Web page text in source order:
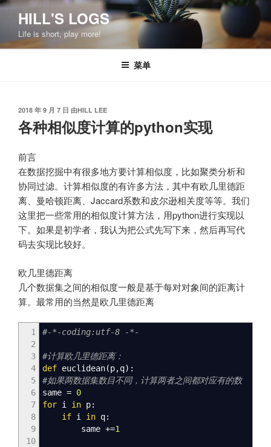
跳
容
HILL'S LOGS
Life is short, play more!
菜单
发
布
于
2018 年 9 月 7 日 由HILL LEE
各种相似度计算的python实现
前言
在数据挖掘中有很多地方要计算相似度，比如聚类分析和
协同过滤。计算相似度的有许多方法，其中有欧几里德距
离、曼哈顿距离、Jaccard系数和皮尔逊相关度等等。我们
这里把一些常用的相似度计算方法，用python进行实现以
下。如果是初学者，我认为把公式先写下来，然后再写代
码去实现比较好。
欧几里德距离
几个数据集之间的相似度一般是基于每对对象间的距离计
算。最常用的当然是欧几里德距离
1
2
3
4
5
6
7
8
9
10
#-*-coding:utf-8 -*-
#计算欧几里德距离：
def euclidean(p,q) :
#如果两数据集数目不同，计算两者之间都对应有的数
same = 0
for i in p:
if i in q:
same +=1